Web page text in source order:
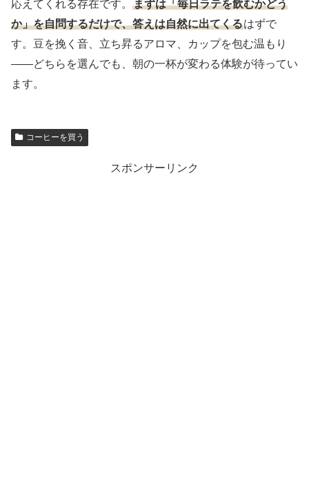
応えてくれる存在です。 まずは「毎日ラテを飲むかどう
か」を自問するだけで、答えは自然に出てくるはずで
す。豆を挽く音、立ち昇るアロマ、カップを包む温もり
——どちらを選んでも、朝の一杯が変わる体験が待ってい
ます。
コーヒーを買う
スポンサーリンク